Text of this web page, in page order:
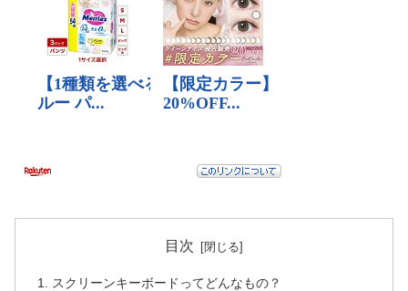
目次
スクリーンキーボードってどんなもの？